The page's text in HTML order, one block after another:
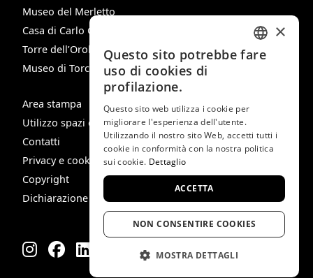
Museo del Merletto
Casa di Carlo Goldoni
Torre dell’Orologio
Museo di Torcello
Area stampa
Utilizzo spazi e immagini
Contatti
Privacy e cookie policy
Copyright
Dichiarazione di Accessibilità
ITALIAN
GERMAN
FRENCH
×
Questo sito potrebbe fare
uso di cookies di
profilazione.
Questo sito web utilizza i cookie per
migliorare l'esperienza dell'utente.
Utilizzando il nostro sito Web, accetti tutti i
cookie in conformità con la nostra politica
sui cookie. Dettaglio
ACCETTA
NON CONSENTIRE COOKIES
MOSTRA DETTAGLI